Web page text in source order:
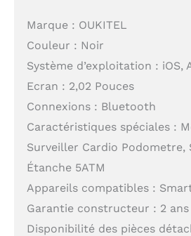
Marque : OUKITEL
Couleur : Noir
Système d’exploitation : iOS,
Ecran : 2,02 Pouces
Connexions : Bluetooth
Caractéristiques spéciales :
Surveiller Cardio Podometre,
Étanche 5ATM
Appareils compatibles :
Garantie constructeur : 2
Disponibilité des pièces